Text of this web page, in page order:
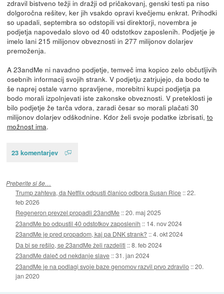
zdravil bistveno težji in dražji od pričakovanj, genski testi pa niso
dolgoročna rešitev, ker jih vsakdo opravi kvečjemu enkrat. Prihodki
so upadali, septembra so odstopili vsi direktorji, novembra je
podjetja napovedalo slovo od 40 odstotkov zaposlenih. Podjetje je
imelo lani 215 milijonov obveznosti in 277 milijonov dolarjev
premoženja.
A 23andMe ni navadno podjetje, temveč ima kopico zelo občutljivih
osebnih informacij svojih strank. V podjetju zatrjujejo, da bodo te
še naprej ostale varno spravljene, morebitni kupci podjetja pa
bodo morali izpolnjevati iste zakonske obveznosti. V preteklosti je
bilo podjetje že tarča vdora, zaradi česar so morali plačati 30
milijonov dolarjev odškodnine. Kdor želi svoje podatke izbrisati, to
možnost ima.
23 komentarjev
Preberite si še…
Trump zahteva, da Netflix odpusti članico odbora Susan Rice ::22.
feb 2026
Regeneron prevzel propadli 23andMe ::20. maj 2025
23andMe bo odpustil 40 odstotkov zaposlenih :: 14. nov 2024
23andMe je pred propadom, kaj pa DNK strank? ::4. okt 2024
Da bi se rešilo, se 23andMe želi razdeliti ::8. feb 2024
23andMe daleč od nekdanje slave ::31. jan 2024
23andMe je na podlagi svoje baze genomov razvil prvo zdravilo ::20.
jan 2020